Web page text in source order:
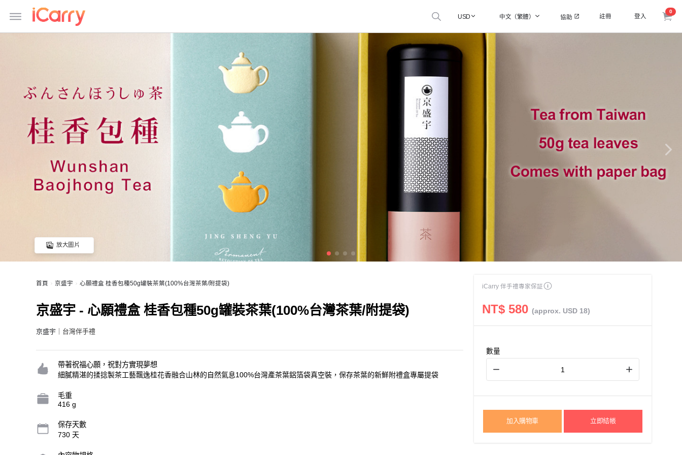
USD 中文（繁體） 協助 註冊 登入
0
放大圖片
首頁 京盛宇 心願禮盒 桂香包種50g罐裝茶葉(100%台灣茶葉/附提袋)
京盛宇 - 心願禮盒 桂香包種50g罐裝茶葉(100%台灣茶葉/附提袋)
京盛宇 ｜台灣伴手禮
帶著祝福心願，祝對方實現夢想
細膩精湛的揉捻製茶工藝飄逸桂花香融合山林的自然氣息100%台灣產茶葉鋁箔袋真空裝，保存茶葉的新鮮附禮盒專屬提袋
毛重
416 g
保存天數
730 天
iCarry 伴手禮專家保証
NT$ 580(approx. USD 18)
數量
加入購物車 立即結帳